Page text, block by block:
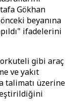
Gökhan
beyanına
ifadelerini
gibi araç
ve yakıt
talimatı üzerine